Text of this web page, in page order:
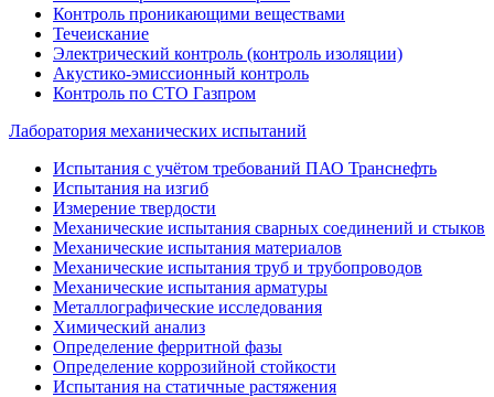
Контроль проникающими веществами
Течеискание
Электрический контроль (контроль изоляции)
Акустико-эмиссионный контроль
Контроль по СТО Газпром
Лаборатория механических испытаний
Испытания с учётом требований ПАО Транснефть
Испытания на изгиб
Измерение твердости
Механические испытания сварных соединений и стыков
Механические испытания материалов
Механические испытания труб и трубопроводов
Механические испытания арматуры
Металлографические исследования
Химический анализ
Определение ферритной фазы
Определение коррозийной стойкости
Испытания на статичные растяжения